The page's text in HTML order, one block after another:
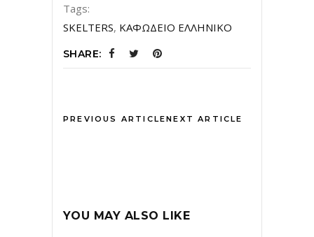
Tags:
SKELTERS, ΚΑΦΩΔΕΙΟ ΕΛΛΗΝΙΚΟ
SHARE:
PREVIOUS ARTICLENEXT ARTICLE
YOU MAY ALSO LIKE